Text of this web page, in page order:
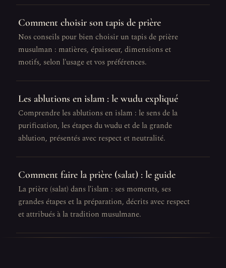
Comment choisir son tapis de prière
Nos conseils pour bien choisir un tapis de prière
musulman : matières, épaisseur, dimensions et
motifs, selon l'usage et vos préférences.
Les ablutions en islam : le wudu expliqué
Comprendre les ablutions en islam : le sens de la
purification, les étapes du wudu et de la grande
ablution, présentés avec respect et neutralité.
Comment faire la prière (salat) : le guide
La prière (salat) dans l'islam : ses moments, ses
grandes étapes et la préparation, décrits avec respect
et attribués à la tradition musulmane.